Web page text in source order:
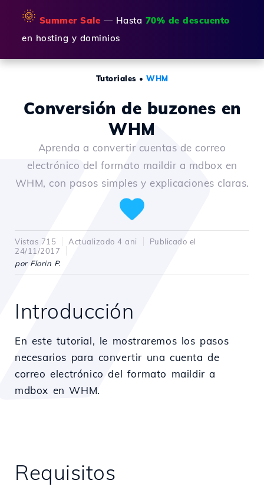
🌞 Summer Sale — Hasta 70% de descuento
en hosting y dominios
Tutoriales • WHM
Conversión de buzones en
WHM
Aprenda a convertir cuentas de correo
electrónico del formato maildir a mdbox en
WHM, con pasos simples y explicaciones claras.
Vistas 715 Actualizado 4 ani
Publicado el
24/11/2017
por Florin P.
Introducción
En este tutorial, le mostraremos los pasos
necesarios para convertir una cuenta de
correo electrónico del formato maildir a
mdbox en WHM.
Requisitos